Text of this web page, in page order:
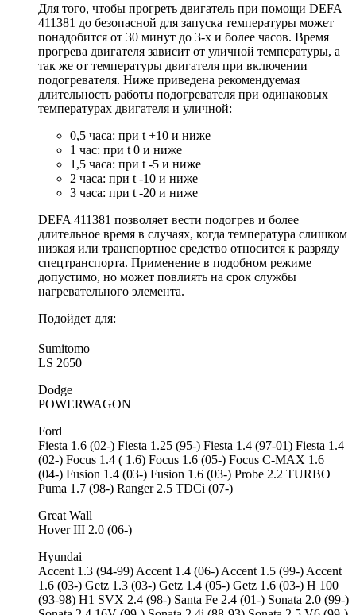
Для того, чтобы прогреть двигатель при помощи DEFA
411381 до безопасной для запуска температуры может
понадобится от 30 минут до 3-х и более часов. Время
прогрева двигателя зависит от уличной температуры, а
так же от температуры двигателя при включении
подогревателя. Ниже приведена рекомендуемая
длительность работы подогревателя при одинаковых
температурах двигателя и уличной:
0,5 часа: при t +10 и ниже
1 час: при t 0 и ниже
1,5 часа: при t -5 и ниже
2 часа: при t -10 и ниже
3 часа: при t -20 и ниже
DEFA 411381 позволяет вести подогрев и более
длительное время в случаях, когда температура слишком
низкая или транспортное средство относится к разряду
спецтранспорта. Применение в подобном режиме
допустимо, но может повлиять на срок службы
нагревательного элемента.
Подойдет для:
Sumitomo
LS 2650
Dodge
POWERWAGON
Ford
Fiesta 1.6 (02-) Fiesta 1.25 (95-) Fiesta 1.4 (97-01) Fiesta 1.4
(02-) Focus 1.4 ( 1.6) Focus 1.6 (05-) Focus C-MAX 1.6
(04-) Fusion 1.4 (03-) Fusion 1.6 (03-) Probe 2.2 TURBO
Puma 1.7 (98-) Ranger 2.5 TDCi (07-)
Great Wall
Hover III 2.0 (06-)
Hyundai
Accent 1.3 (94-99) Accent 1.4 (06-) Accent 1.5 (99-) Accent
1.6 (03-) Getz 1.3 (03-) Getz 1.4 (05-) Getz 1.6 (03-) H 100
(93-98) H1 SVX 2.4 (98-) Santa Fe 2.4 (01-) Sonata 2.0 (99-)